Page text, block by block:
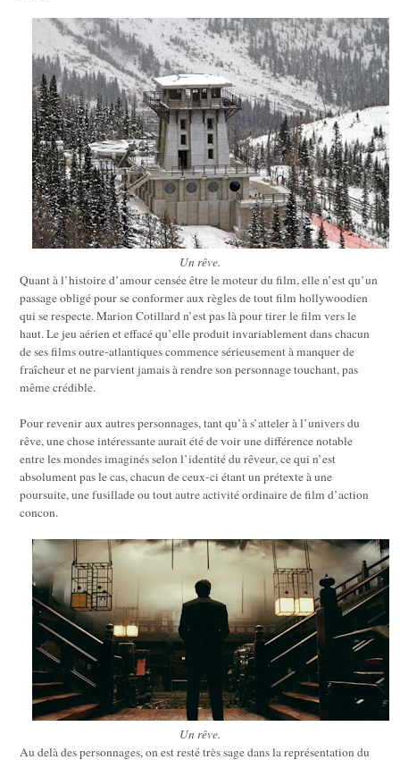
Un rêve.
Quant à l’histoire d’amour censée être le moteur du film, elle n’est qu’un
passage obligé pour se conformer aux règles de tout film hollywoodien
qui se respecte. Marion Cotillard n’est pas là pour tirer le film vers le
haut. Le jeu aérien et effacé qu’elle produit invariablement dans chacun
de ses films outre-atlantiques commence sérieusement à manquer de
fraîcheur et ne parvient jamais à rendre son personnage touchant, pas
même crédible.
Pour revenir aux autres personnages, tant qu’à s’atteler à l’univers du
rêve, une chose intéressante aurait été de voir une différence notable
entre les mondes imaginés selon l’identité du rêveur, ce qui n’est
absolument pas le cas, chacun de ceux-ci étant un prétexte à une
poursuite, une fusillade ou tout autre activité ordinaire de film d’action
concon.
Un rêve.
Au delà des personnages, on est resté très sage dans la représentation du